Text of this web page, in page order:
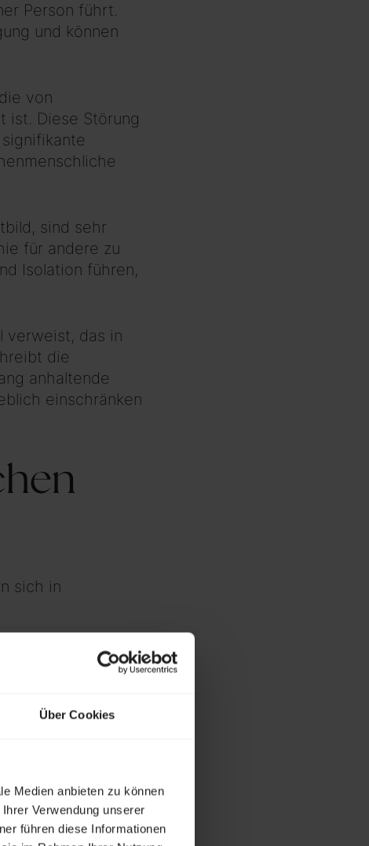
Über Cookies
Medien anbieten zu können
Verwendung unserer
führen diese Informationen
Person führt.
und können
von
ist. Diese Störung
sind sehr
für andere zu
Isolation führen,
verweist, das in
die
anhaltende
einschränken
sich in
heraus